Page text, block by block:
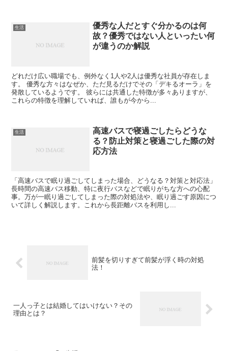
生活
優秀な人だとすぐ分かるのは何
故？優秀ではない人といったい何
が違うのか解説
どれだけ広い職場でも、例外なく1人や2人は優秀な社員が存在しま
す。 優秀な方々はなぜか、ただ見るだけでその「デキるオーラ」を
発散しているようです。 彼らには共通した特徴が多々ありますが、
これらの特徴を理解していれば、誰もが今から...
生活
高速バスで寝過ごしたらどうな
る？防止対策と寝過ごした際の対
応方法
「高速バスで眠り過ごしてしまった場合、どうなる？対策と対応法」
長時間の高速バス移動、特に夜行バスなどで眠りがちな方への心配
事。万が一眠り過ごしてしまった際の対処法や、眠り過ごす原因につ
いて詳しく解説します。これから長距離バスを利用し...
前髪を切りすぎて前髪が浮く時の対処
法！
一人っ子とは結婚してはいけない？その
理由とは？